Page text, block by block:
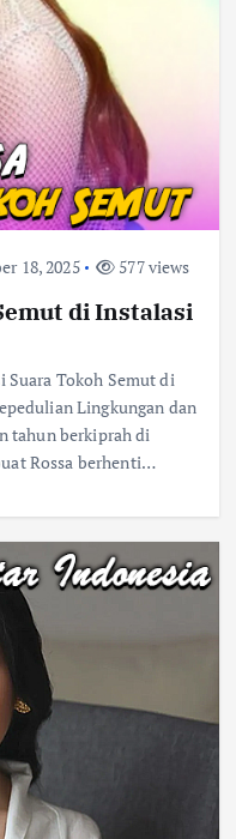
18, 2025 577 views
di Instalasi
Suara Tokoh Semut di
Lingkungan dan
tahun berkiprah di
Rossa berhenti…